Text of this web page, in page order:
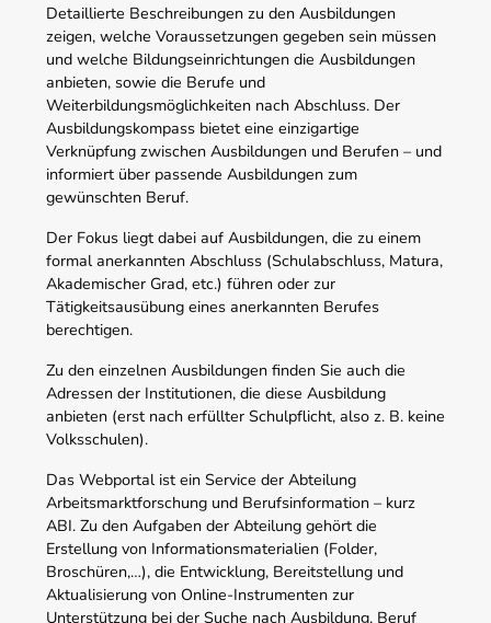
Detaillierte Beschreibungen zu den Ausbildungen
zeigen, welche Voraussetzungen gegeben sein müssen
und welche Bildungseinrichtungen die Ausbildungen
anbieten, sowie die Berufe und
Weiterbildungsmöglichkeiten nach Abschluss. Der
Ausbildungskompass bietet eine einzigartige
Verknüpfung zwischen Ausbildungen und Berufen – und
informiert über passende Ausbildungen zum
gewünschten Beruf.
Der Fokus liegt dabei auf Ausbildungen, die zu einem
formal anerkannten Abschluss (Schulabschluss, Matura,
Akademischer Grad, etc.) führen oder zur
Tätigkeitsausübung eines anerkannten Berufes
berechtigen.
Zu den einzelnen Ausbildungen finden Sie auch die
Adressen der Institutionen, die diese Ausbildung
anbieten (erst nach erfüllter Schulpflicht, also z. B. keine
Volksschulen).
Das Webportal ist ein Service der Abteilung
Arbeitsmarktforschung und Berufsinformation – kurz
ABI. Zu den Aufgaben der Abteilung gehört die
Erstellung von Informationsmaterialien (Folder,
Broschüren,…), die Entwicklung, Bereitstellung und
Aktualisierung von Online-Instrumenten zur
Unterstützung bei der Suche nach Ausbildung, Beruf